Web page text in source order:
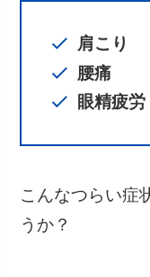
肩こり
腰痛
眼精疲労
こんなつらい症
うか？